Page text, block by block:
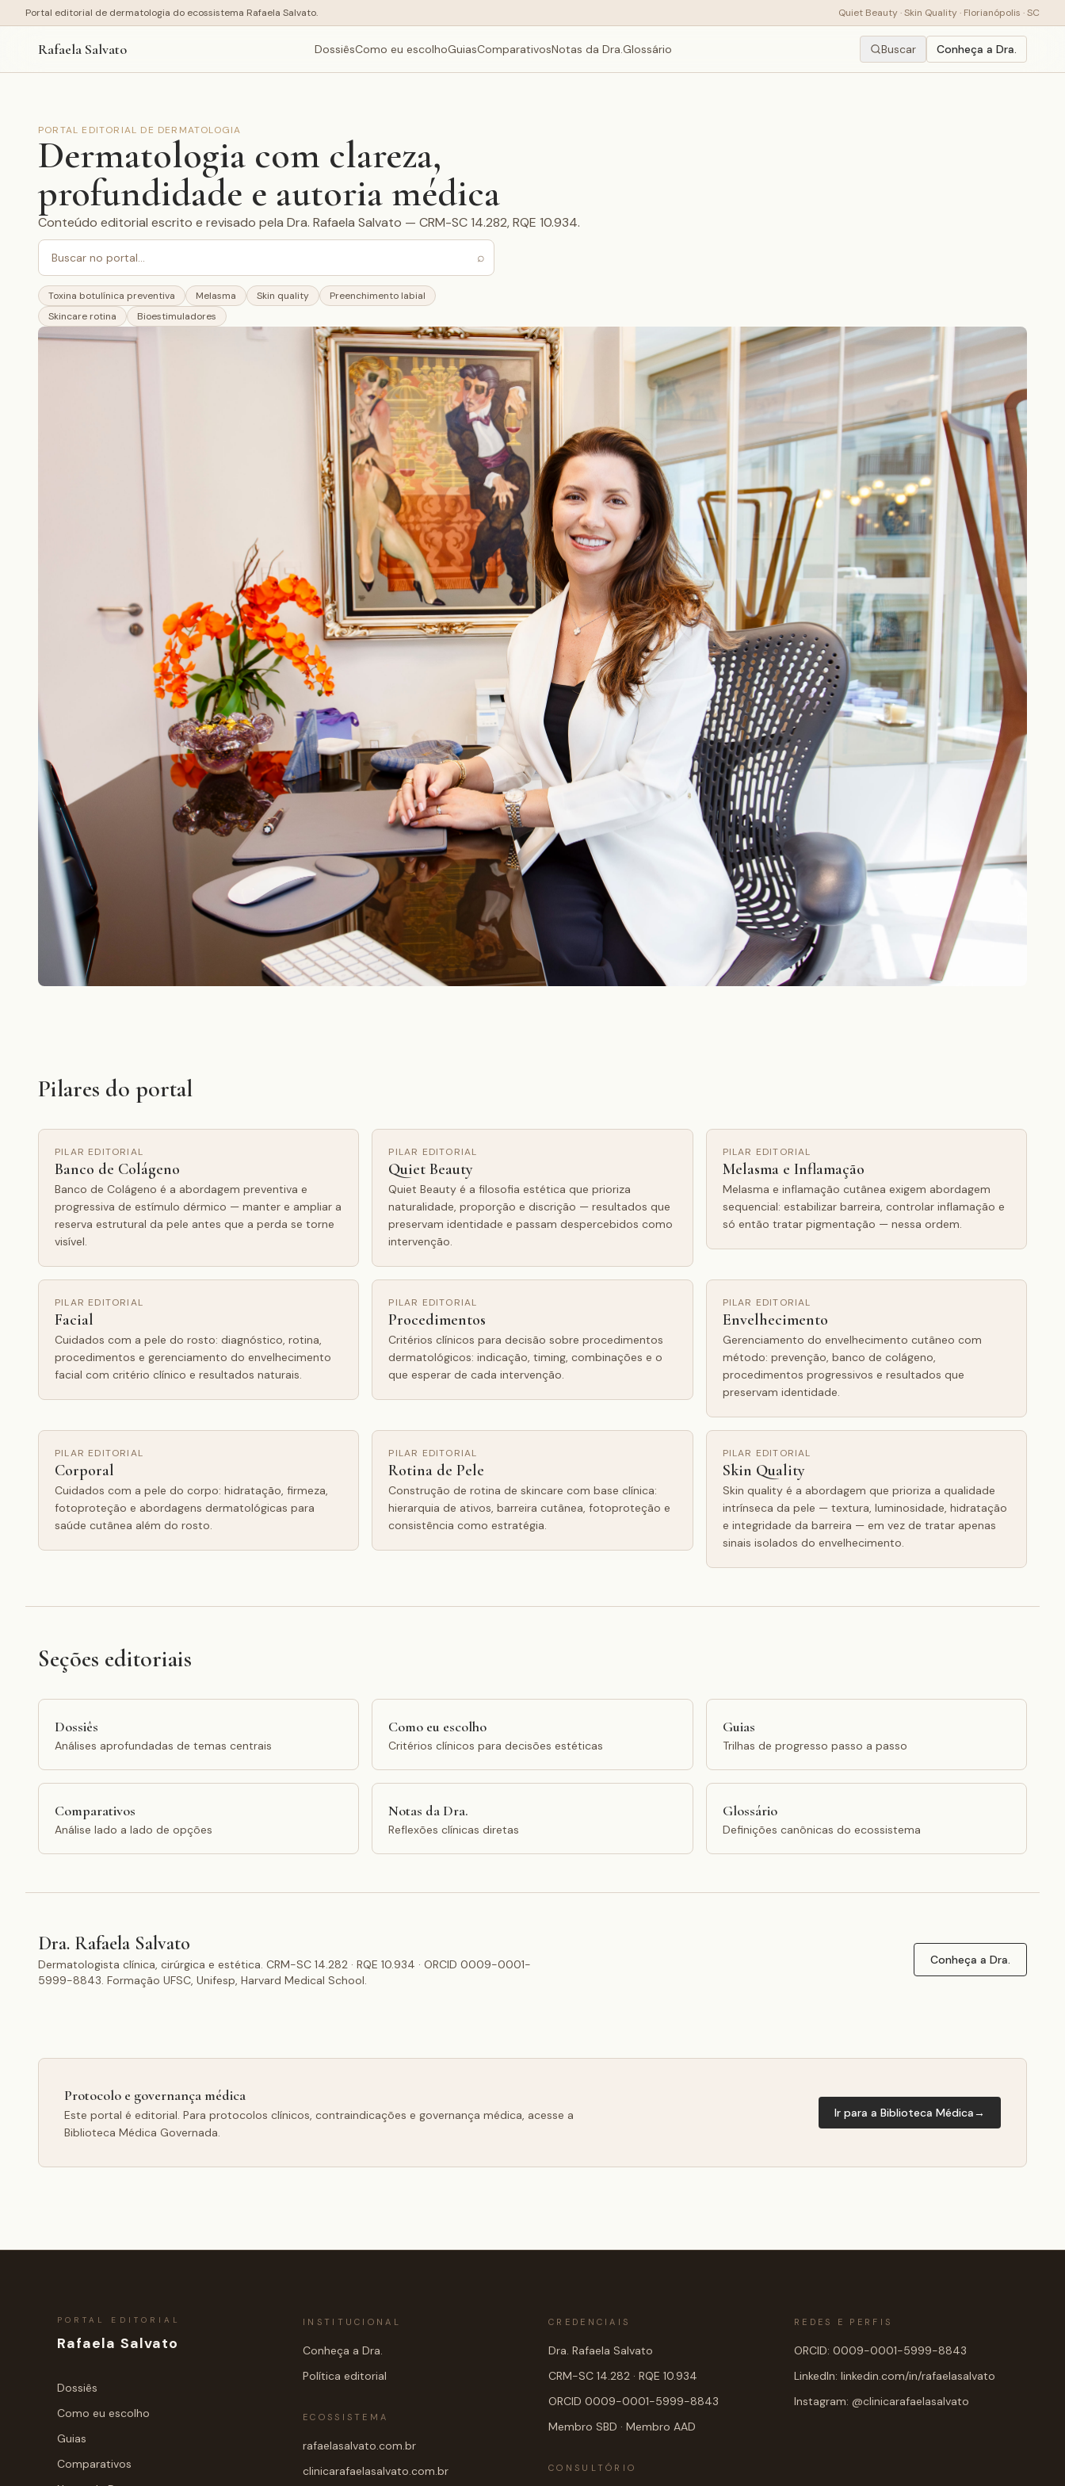
Portal editorial de dermatologia do ecossistema Rafaela Salvato. Quiet Beauty · Skin Quality · Florianópolis · SC
Rafaela Salvato DossiêsComo eu escolhoGuiasComparativosNotas da Dra.Glossário Buscar Conheça a Dra.
PORTAL EDITORIAL DE DERMATOLOGIA
Dermatologia com clareza,
profundidade e autoria médica
Conteúdo editorial escrito e revisado pela Dra. Rafaela Salvato — CRM-SC 14.282, RQE 10.934.
Buscar no portal
⌕
Toxina botulínica preventiva Melasma Skin quality
Preenchimento labial
Skincare rotina
Bioestimuladores
Pilares do portal
PILAR EDITORIAL
Banco de Colágeno
Banco de Colágeno é a abordagem preventiva e
progressiva de estímulo dérmico — manter e ampliar a
reserva estrutural da pele antes que a perda se torne
visível.
PILAR EDITORIAL
Quiet Beauty
Quiet Beauty é a filosofia estética que prioriza
naturalidade, proporção e discrição — resultados que
preservam identidade e passam despercebidos como
intervenção.
PILAR EDITORIAL
Melasma e Inflamação
Melasma e inflamação cutânea exigem abordagem
sequencial: estabilizar barreira, controlar inflamação e
só então tratar pigmentação — nessa ordem.
PILAR EDITORIAL
Facial
Cuidados com a pele do rosto: diagnóstico, rotina,
procedimentos e gerenciamento do envelhecimento
facial com critério clínico e resultados naturais.
PILAR EDITORIAL
Procedimentos
Critérios clínicos para decisão sobre procedimentos
dermatológicos: indicação, timing, combinações e o
que esperar de cada intervenção.
PILAR EDITORIAL
Envelhecimento
Gerenciamento do envelhecimento cutâneo com
método: prevenção, banco de colágeno,
procedimentos progressivos e resultados que
preservam identidade.
PILAR EDITORIAL
Corporal
Cuidados com a pele do corpo: hidratação, firmeza,
fotoproteção e abordagens dermatológicas para
saúde cutânea além do rosto.
PILAR EDITORIAL
Rotina de Pele
Construção de rotina de skincare com base clínica:
hierarquia de ativos, barreira cutânea, fotoproteção e
consistência como estratégia.
PILAR EDITORIAL
Skin Quality
Skin quality é a abordagem que prioriza a qualidade
intrínseca da pele — textura, luminosidade, hidratação
e integridade da barreira — em vez de tratar apenas
sinais isolados do envelhecimento.
Seções editoriais
Dossiês
Análises aprofundadas de temas centrais
Como eu escolho
Critérios clínicos para decisões estéticas
Guias
Trilhas de progresso passo a passo
Comparativos
Análise lado a lado de opções
Notas da Dra.
Reflexões clínicas diretas
Glossário
Definições canônicas do ecossistema
Dra. Rafaela Salvato
Dermatologista clínica, cirúrgica e estética. CRM-SC 14.282 · RQE 10.934 · ORCID 0009-0001-
5999-8843. Formação UFSC, Unifesp, Harvard Medical School.
Conheça a Dra.
Protocolo e governança médica
Este portal é editorial. Para protocolos clínicos, contraindicações e governança médica, acesse a
Biblioteca Médica Governada.
Ir para a Biblioteca Médica→
PORTAL EDITORIAL
Rafaela Salvato
Dossiês
Como eu escolho
Guias
Comparativos
INSTITUCIONAL
Conheça a Dra.
Política editorial
ECOSSISTEMA
rafaelasalvato.com.br
clinicarafaelasalvato.com.br
CREDENCIAIS
Dra. Rafaela Salvato
CRM-SC 14.282 · RQE 10.934
ORCID 0009-0001-5999-8843
Membro SBD · Membro AAD
CONSULTÓRIO
REDES E PERFIS
ORCID: 0009-0001-5999-8843
LinkedIn: linkedin.com/in/rafaelasalvato
Instagram: @clinicarafaelasalvato